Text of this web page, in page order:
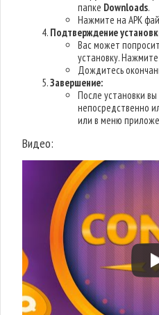
папке Downloads.
Нажмите на APK
Подтверждение
Вас может
установку.
Дождитесь
Завершение:
После установки
непосредственно
или в меню
Видео: